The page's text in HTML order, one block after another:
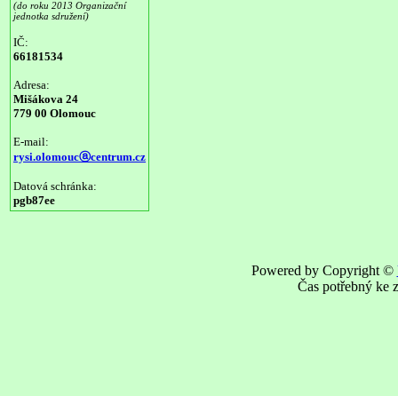
(do roku 2013 Organizační
jednotka sdružení)
IČ:
66181534
Adresa:
Mišákova 24
779 00 Olomouc
E-mail:
rysi.olomoucⓐcentrum.cz
Datová schránka:
pgb87ee
Powered by Copyright ©
Čas potřebný ke